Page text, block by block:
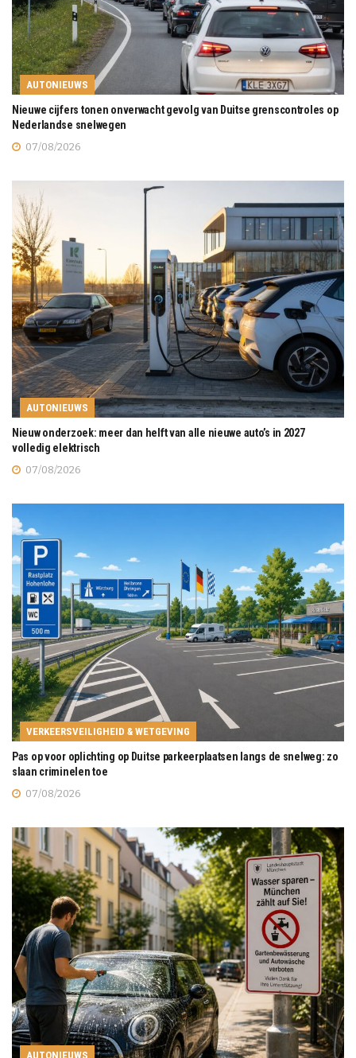
AUTONIEUWS
Nieuwe cijfers tonen onverwacht gevolg van Duitse grenscontroles op
Nederlandse snelwegen
07/08/2026
AUTONIEUWS
Nieuw onderzoek: meer dan helft van alle nieuwe auto’s in 2027
volledig elektrisch
07/08/2026
VERKEERSVEILIGHEID & WETGEVING
Pas op voor oplichting op Duitse parkeerplaatsen langs de snelweg: zo
slaan criminelen toe
07/08/2026
AUTONIEUWS